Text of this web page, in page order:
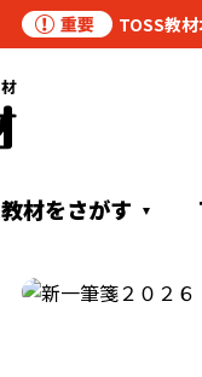
TOSS教
教材をさがす